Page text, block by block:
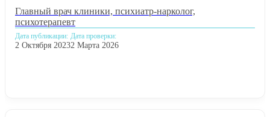
Главный врач клиники, психиатр-нарколог,
психотерапевт
Дата публикации:
2 Октября 2023
Дата проверки:
2 Марта 2026